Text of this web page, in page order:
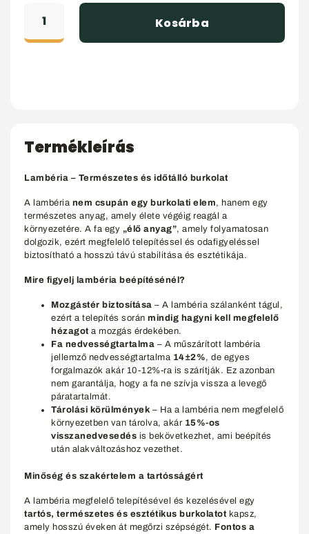
Kosárba
Termékleírás
Lambéria – Természetes és időtálló burkolat
A lambéria nem csupán egy burkolati elem, hanem egy
természetes anyag, amely élete végéig reagál a
környezetére. A fa egy „élő anyag”, amely folyamatosan
dolgozik, ezért megfelelő telepítéssel és odafigyeléssel
biztosítható a hosszú távú stabilitása és esztétikája.
Mire figyelj lambéria beépítésénél?
Mozgástér biztosítása – A lambéria szálanként tágul,
ezért a telepítés során mindig hagyni kell megfelelő
hézagot a mozgás érdekében.
Fa nedvességtartalma – A műszárított lambéria
jellemző nedvességtartalma 14±2%, de egyes
forgalmazók akár 10-12%-ra is szárítják. Ez azonban
nem garantálja, hogy a fa ne szívja vissza a levegő
páratartalmát.
Tárolási körülmények – Ha a lambéria nem megfelelő
környezetben van tárolva, akár 15%-os
visszanedvesedés is bekövetkezhet, ami beépítés
után alakváltozáshoz vezethet.
Minőség és szakértelem a tartósságért
A lambéria megfelelő telepítésével és kezelésével egy
tartós, természetes és esztétikus burkolatot kapsz,
amely hosszú éveken át megőrzi szépségét. Fontos a